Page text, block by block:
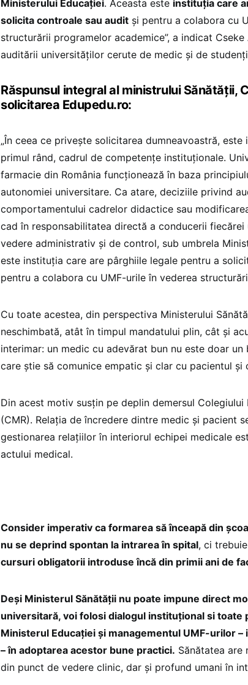
Ministerului Educației. Aceasta este instituția care
solicita controale sau audit și pentru a colabora cu
structurării programelor academice”, a indicat
auditării universităților cerute de medic și de
Răspunsul integral al ministrului Sănătății,
solicitarea Edupedu.ro:
„În ceea ce privește solicitarea dumneavoastră,
primul rând, cadrul de competențe instituționale.
farmacie din România funcționează în baza
autonomiei universitare. Ca atare, deciziile privind
comportamentului cadrelor didactice sau
cad în responsabilitatea directă a conducerii
vedere administrativ și de control, sub umbrela
este instituția care are pârghiile legale pentru a
pentru a colabora cu UMF-urile în vederea
​Cu toate acestea, din perspectiva Ministerului
neschimbată, atât în timpul mandatului plin, cât și
interimar: un medic cu adevărat bun nu este doar
care știe să comunice empatic și clar cu pacientul și
​Din acest motiv ​susțin pe deplin demersul Colegiului
(CMR). Relația de încredere dintre medic și pacient
gestionarea relațiilor în interiorul echipei medicale
actului medical.
Consider imperativ ca formarea să înceapă din
nu se deprind spontan la intrarea în spital, ci
cursuri obligatorii introduse încă din primii ani de
Deși Ministerul Sănătății nu poate impune direct
universitară, voi folosi dialogul instituțional si toate
Ministerul Educației și managementul UMF-urilor –
– în adoptarea acestor bune practici. Sănătatea are
din punct de vedere clinic, dar și profund umani în